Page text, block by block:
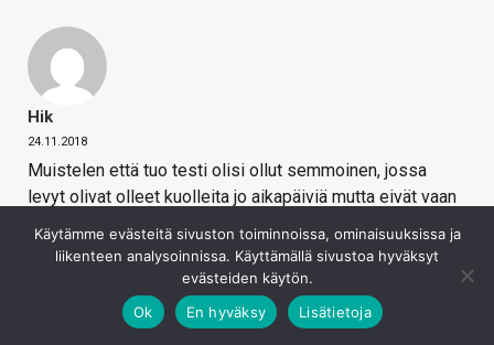
Hik
24.11.2018
Muistelen että tuo testi olisi ollut semmoinen, jossa
levyt olivat olleet kuolleita jo aikapäiviä mutta eivät vaan
tallessa, jos levy olisi irrotettu sähkötöpselistä ja
pistetty vuodeksi pöytälaatikkoon.
Kirjaudu sisään vastataksesi
Käytämme evästeitä sivuston toiminnoissa, ominaisuuksissa ja
liikenteen analysoinnissa. Käyttämällä sivustoa hyväksyt
evästeiden käytön.
Ok
En hyväksy Lisätietoja